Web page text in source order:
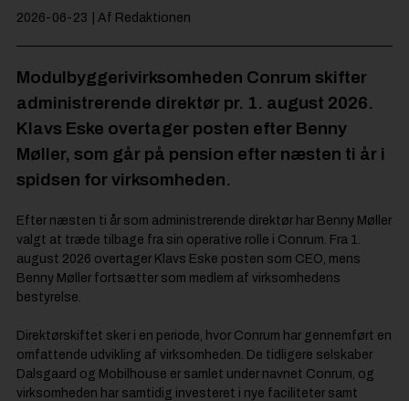
2026-06-23 | Af Redaktionen
Modulbyggerivirksomheden Conrum skifter
administrerende direktør pr. 1. august 2026.
Klavs Eske overtager posten efter Benny
Møller, som går på pension efter næsten ti år i
spidsen for virksomheden.
Efter næsten ti år som administrerende direktør har Benny Møller
valgt at træde tilbage fra sin operative rolle i Conrum. Fra 1.
august 2026 overtager Klavs Eske posten som CEO, mens
Benny Møller fortsætter som medlem af virksomhedens
bestyrelse.
Direktørskiftet sker i en periode, hvor Conrum har gennemført en
omfattende udvikling af virksomheden. De tidligere selskaber
Dalsgaard og Mobilhouse er samlet under navnet Conrum, og
virksomheden har samtidig investeret i nye faciliteter samt